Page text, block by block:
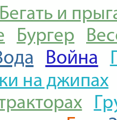
Бегать и
Бургер
Война
на джипах